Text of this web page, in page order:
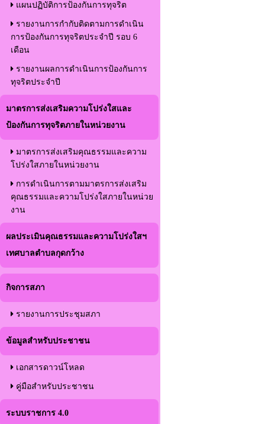
แผนปฏิบัติการป้องกันการทุจริต
รายงานการกำกับติดตามการดำเนิน
การป้องกันการทุจริตประจำปี รอบ 6
เดือน
รายงานผลการดำเนินการป้องกันการ
ทุจริตประจำปี
มาตรการส่งเสริมความโปร่งใสและ
ป้องกันการทุจริตภายในหน่วยงาน
มาตรการส่งเสริมคุณธรรมและความ
โปร่งใสภายในหน่วยงาน
การดำเนินการตามมาตรการส่งเสริม
คุณธรรมและความโปร่งใสภายในหน่วย
งาน
ผลประเมินคุณธรรมและความโปร่งใสฯ
เทศบาลตำบลกุดกว้าง
กิจการสภา
รายงานการประชุมสภา
ข้อมูลสำหรับประชาชน
เอกสารดาวน์โหลด
คู่มือสำหรับประชาชน
ระบบราชการ 4.0